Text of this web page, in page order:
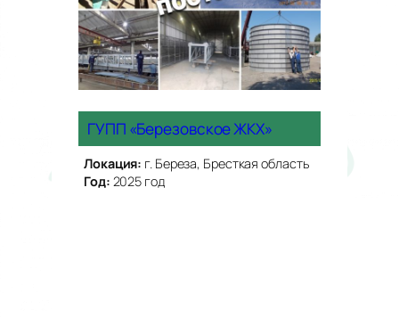
ГУПП «Березовское ЖКХ»
Локация: г. Береза, Бресткая область
Год: 2025 год